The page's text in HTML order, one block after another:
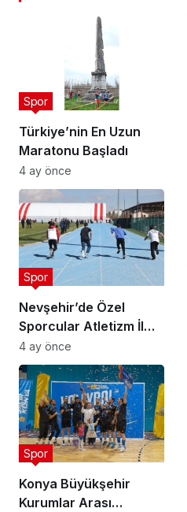
Türkiye’nin En Uzun
Maratonu Başladı
Spor
4 ay önce
Nevşehir’de Özel
Sporcular Atletizm İl
Şampiyonası
Düzenlendi
Spor
4 ay önce
Konya Büyükşehir
Kurumlar Arası
Spor